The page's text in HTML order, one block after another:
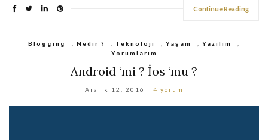
Continue Reading
Blogging Nedir ? Teknoloji Yaşam Yazılım
Yorumlarım
Android ‘mi ? İos ‘mu ?
Aralık 12, 2016 4 yorum